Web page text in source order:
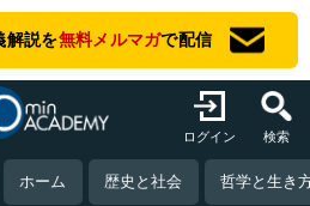
解説を無料メルマガで配信
ログイン 検索
ホーム 歴史と社会 哲学と生き